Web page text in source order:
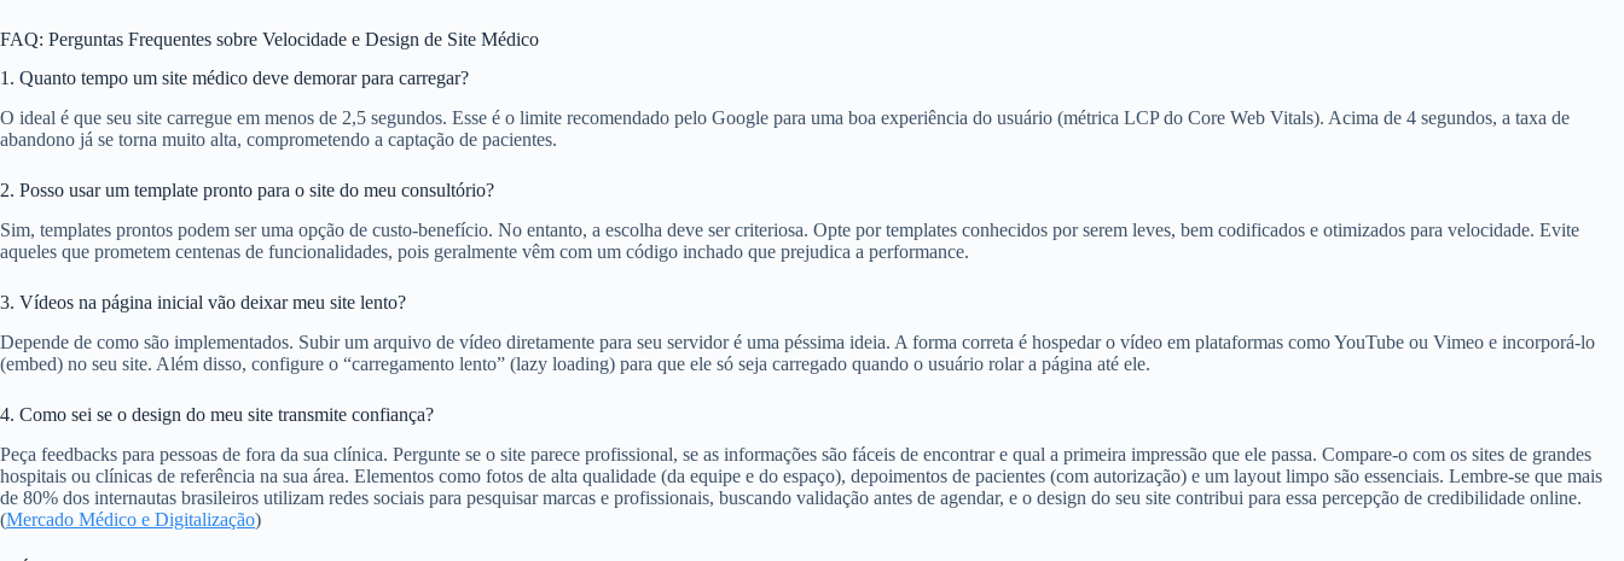
FAQ: Perguntas Frequentes sobre Velocidade e Design de Site Médico
1. Quanto tempo um site médico deve demorar para carregar?
O ideal é que seu site carregue em menos de 2,5 segundos. Esse é o limite recomendado pelo Google para uma boa experiência do usuário (métrica LCP do Core Web Vitals). Acima de 4 segundos, a taxa de
abandono já se torna muito alta, comprometendo a captação de pacientes.
2. Posso usar um template pronto para o site do meu consultório?
Sim, templates prontos podem ser uma opção de custo-benefício. No entanto, a escolha deve ser criteriosa. Opte por templates conhecidos por serem leves, bem codificados e otimizados para velocidade. Evite
aqueles que prometem centenas de funcionalidades, pois geralmente vêm com um código inchado que prejudica a performance.
3. Vídeos na página inicial vão deixar meu site lento?
Depende de como são implementados. Subir um arquivo de vídeo diretamente para seu servidor é uma péssima ideia. A forma correta é hospedar o vídeo em plataformas como YouTube ou Vimeo e incorporá-lo
(embed) no seu site. Além disso, configure o “carregamento lento” (lazy loading) para que ele só seja carregado quando o usuário rolar a página até ele.
4. Como sei se o design do meu site transmite confiança?
Peça feedbacks para pessoas de fora da sua clínica. Pergunte se o site parece profissional, se as informações são fáceis de encontrar e qual a primeira impressão que ele passa. Compare-o com os sites de grandes
hospitais ou clínicas de referência na sua área. Elementos como fotos de alta qualidade (da equipe e do espaço), depoimentos de pacientes (com autorização) e um layout limpo são essenciais. Lembre-se que mais
de 80% dos internautas brasileiros utilizam redes sociais para pesquisar marcas e profissionais, buscando validação antes de agendar, e o design do seu site contribui para essa percepção de credibilidade online.
(Mercado Médico e Digitalização)